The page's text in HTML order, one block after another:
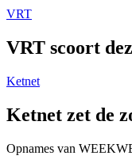
VRT
VRT scoort
Ketnet
Ketnet zet de
Opnames van